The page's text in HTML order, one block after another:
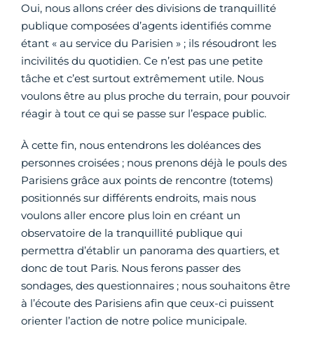
Oui, nous allons créer des divisions de tranquillité
publique composées d’agents identifiés comme
étant « au service du Parisien » ; ils résoudront les
incivilités du quotidien. Ce n’est pas une petite
tâche et c’est surtout extrêmement utile. Nous
voulons être au plus proche du terrain, pour pouvoir
réagir à tout ce qui se passe sur l’espace public.
À cette fin, nous entendrons les doléances des
personnes croisées ; nous prenons déjà le pouls des
Parisiens grâce aux points de rencontre (totems)
positionnés sur différents endroits, mais nous
voulons aller encore plus loin en créant un
observatoire de la tranquillité publique qui
permettra d’établir un panorama des quartiers, et
donc de tout Paris. Nous ferons passer des
sondages, des questionnaires ; nous souhaitons être
à l’écoute des Parisiens afin que ceux-ci puissent
orienter l’action de notre police municipale.